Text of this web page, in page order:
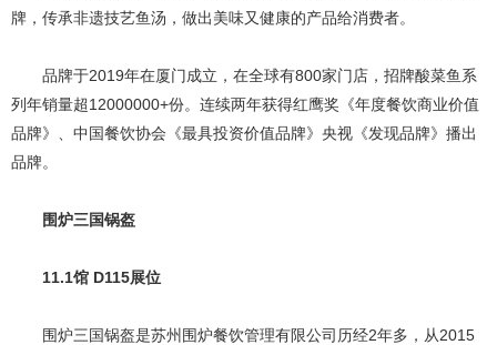
牌，传承非遗技艺鱼汤，做出美味又健康的产品给消费者。
品牌于2019年在厦门成立，在全球有800家门店，招牌酸菜鱼系
列年销量超12000000+份。连续两年获得红鹰奖《年度餐饮商业价值
品牌》、中国餐饮协会《最具投资价值品牌》央视《发现品牌》播出
品牌。
围炉三国锅盔
11.1馆 D115展位
围炉三国锅盔是苏州围炉餐饮管理有限公司历经2年多，从2015